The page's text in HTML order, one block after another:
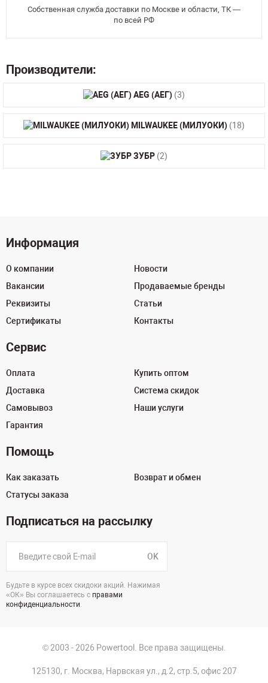
Собственная служба доставки по Москве и области, ТК —
по всей РФ
Производители:
AEG (АЕГ) (3)
MILWAUKEE (МИЛУОКИ) (18)
ЗУБР (2)
Информация
О компании
Вакансии
Реквизиты
Сертификаты
Новости
Продаваемые бренды
Статьи
Контакты
Сервис
Оплата
Доставка
Самовывоз
Гарантия
Купить оптом
Система скидок
Наши услуги
Помощь
Как заказать
Статусы заказа
Возврат и обмен
Подписаться на рассылку
OK
Будьте в курсе всех скидоки акций. Нажимая
«ОК» Вы соглашаетесь с правами
конфиденциальности.
© 2003 - 2026 Powertool. Все права защищены.
125130, г. Москва, Нарвская ул., д.2, стр.5, офис 207